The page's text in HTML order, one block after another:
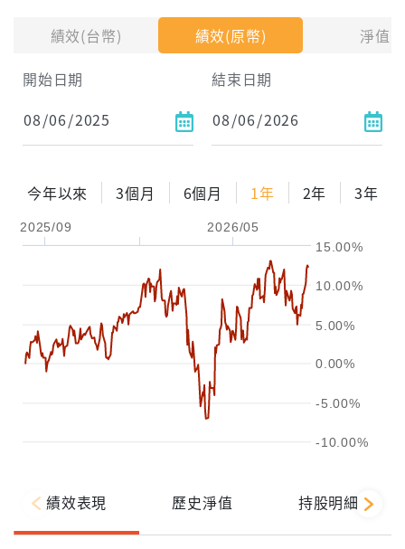
績效(台幣) 績效(原幣)
淨值
開始日期
結束日期
今年以來 3個月 6個月 1年 2年 3年
2025/09 2026/05
-10.00%
-5.00%
0.00%
5.00%
10.00%
15.00%
績效表現 歷史淨值 持股明細